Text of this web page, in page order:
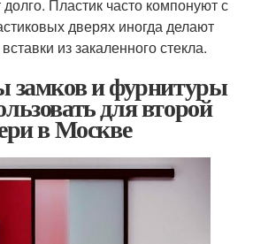
Пластик часто компонуют с
дверях иногда делают
из закаленного стекла.
замков и фурнитуры
для второй
в Москве